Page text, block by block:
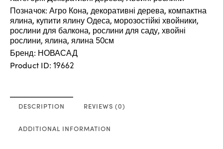
Позначок: Агро Кона,декоративні дерева, компактна
ялина, купити ялину Одеса, морозостійкі хвойники,
рослини для балкона, рослини для саду,хвойні
рослини,ялина,ялина 50см
Бренд: НОВАСАД
Product ID:19662
DESCRIPTION REVIEWS (0)
ADDITIONAL INFORMATION